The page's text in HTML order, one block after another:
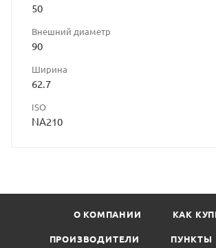
50
Внешний диаметр
90
Ширина
62.7
ISO
NA210
О КОМПАНИИ КАК
ПРОИЗВОДИТЕЛИ ПУНКТЫ